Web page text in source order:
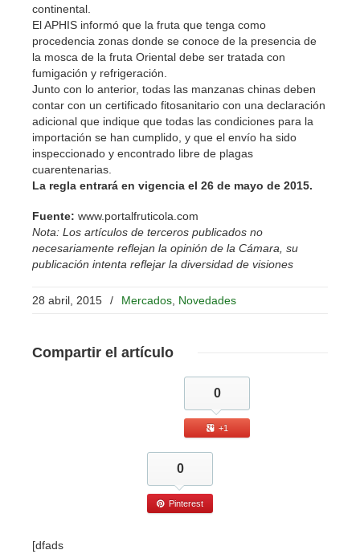
continental.
El APHIS informó que la fruta que tenga como
procedencia zonas donde se conoce de la presencia de
la mosca de la fruta Oriental debe ser tratada con
fumigación y refrigeración.
Junto con lo anterior, todas las manzanas chinas deben
contar con un certificado fitosanitario con una declaración
adicional que indique que todas las condiciones para la
importación se han cumplido, y que el envío ha sido
inspeccionado y encontrado libre de plagas
cuarentenarias.
La regla entrará en vigencia el 26 de mayo de 2015.
Fuente: www.portalfruticola.com
Nota: Los artículos de terceros publicados no
necesariamente reflejan la opinión de la Cámara, su
publicación intenta reflejar la diversidad de visiones
28 abril, 2015 / Mercados Novedades
Compartir el artículo
0
+1
0
Pinterest
[dfads